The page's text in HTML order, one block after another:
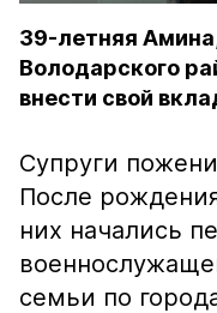
39-летняя
Володарского
внести свой
Супруги
После
них начались
семьи по